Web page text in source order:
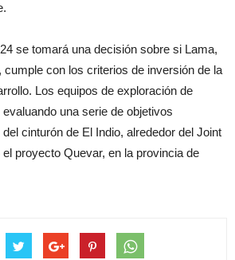
se tomará una decisión sobre si Lama,
cumple con los criterios de inversión de la
Los equipos de exploración de
una serie de objetivos
cinturón de El Indio, alrededor del Joint
proyecto Quevar, en la provincia de